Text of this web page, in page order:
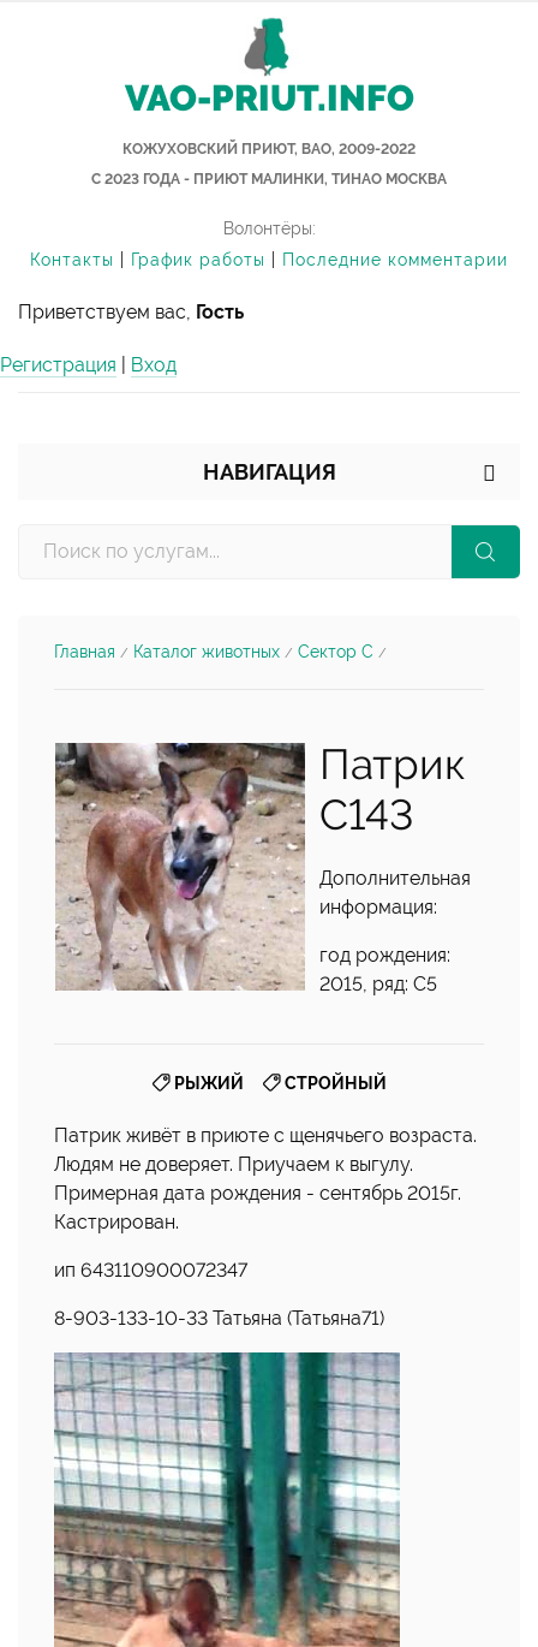
VAO-PRIUT.INFO
КОЖУХОВСКИЙ ПРИЮТ, ВАО, 2009-2022
С 2023 ГОДА - ПРИЮТ МАЛИНКИ, ТИНАО МОСКВА
Волонтёры:
Контакты
График работы Последние комментарии
Приветствуем вас, Гость
Регистрация Вход
НАВИГАЦИЯ
Главная / Каталог животных / Сектор С /
Патрик
С143
Дополнительная
информация:
год рождения:
2015, ряд: С5
РЫЖИЙ СТРОЙНЫЙ
Патрик живёт в приюте с щенячьего возраста.
Людям не доверяет. Приучаем к выгулу.
Примерная дата рождения - сентябрь 2015г.
Кастрирован.
ип 643110900072347
8-903-133-10-33 Татьяна (Татьяна71)